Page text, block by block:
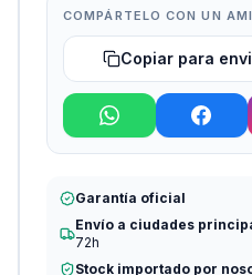
COMPÁRTELO CON UN
Copiar para
Garantía oficial
Envío a ciudades
72h
Stock importado por